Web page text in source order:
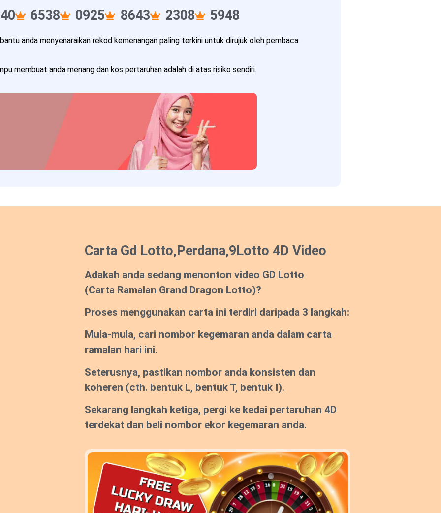
6538 0925 8643 2308 5948
anda menyenaraikan rekod kemenangan paling terkini untuk dirujuk oleh pembaca.
membuat anda menang dan kos pertaruhan adalah di atas risiko sendiri.
Carta Gd Lotto,Perdana,9Lotto 4D Video
Adakah anda sedang menonton video GD Lotto
(Carta Ramalan Grand Dragon Lotto)?
Proses menggunakan carta ini terdiri daripada 3 langkah:
Mula-mula, cari nombor kegemaran anda dalam carta
ramalan hari ini.
Seterusnya, pastikan nombor anda konsisten dan
koheren (cth. bentuk L, bentuk T, bentuk I).
Sekarang langkah ketiga, pergi ke kedai pertaruhan 4D
terdekat dan beli nombor ekor kegemaran anda.